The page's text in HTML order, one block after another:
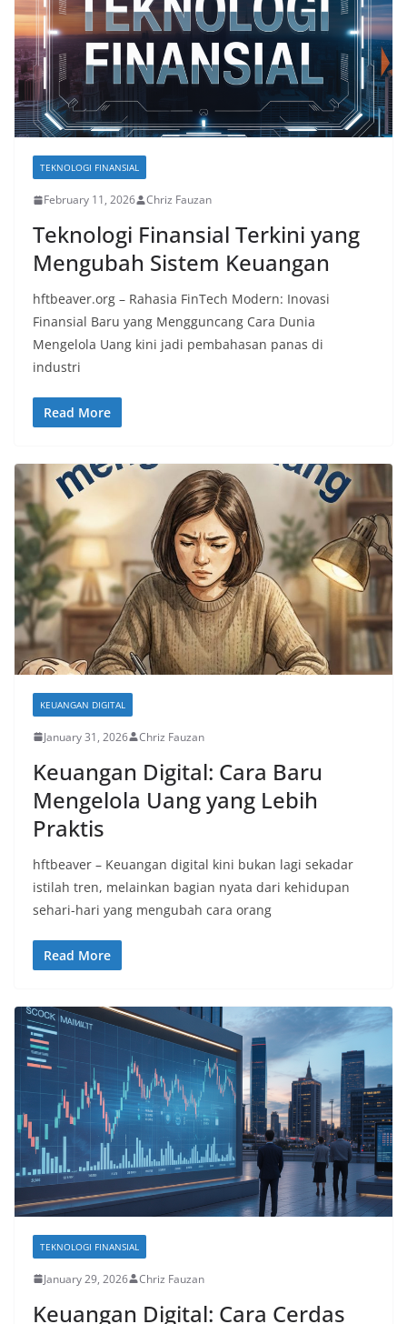
TEKNOLOGI FINANSIAL
February 11, 2026 Chriz Fauzan
Teknologi Finansial Terkini yang
Mengubah Sistem Keuangan
hftbeaver.org – Rahasia FinTech Modern: Inovasi
Finansial Baru yang Mengguncang Cara Dunia
Mengelola Uang kini jadi pembahasan panas di
industri
Read More
KEUANGAN DIGITAL
January 31, 2026 Chriz Fauzan
Keuangan Digital: Cara Baru
Mengelola Uang yang Lebih
Praktis
hftbeaver – Keuangan digital kini bukan lagi sekadar
istilah tren, melainkan bagian nyata dari kehidupan
sehari-hari yang mengubah cara orang
Read More
TEKNOLOGI FINANSIAL
January 29, 2026 Chriz Fauzan
Keuangan Digital: Cara Cerdas